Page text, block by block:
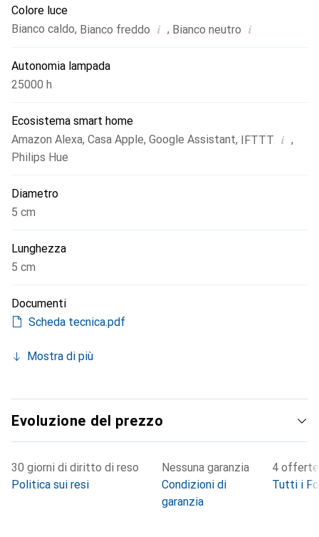
Colore luce
Bianco caldo, Bianco freddo i , Bianco neutro i
Autonomia lampada
25000 h
Ecosistema smart home
Amazon Alexa, Casa Apple, Google Assistant, IFTTT i ,
Philips Hue
Diametro
5 cm
Lunghezza
5 cm
Documenti
Scheda tecnica.pdf
Mostra di più
Evoluzione del prezzo
30 giorni di diritto di reso
Politica sui resi
Nessuna garanzia
Condizioni di
garanzia
4
Tutti i